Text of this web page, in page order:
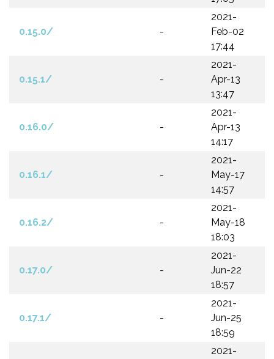
0.15.0/ -
2021-
Feb-02
17:44
0.15.1/ -
2021-
Apr-13
13:47
0.16.0/ -
2021-
Apr-13
14:17
0.16.1/ -
2021-
May-17
14:57
0.16.2/ -
2021-
May-18
18:03
0.17.0/ -
2021-
Jun-22
18:57
0.17.1/ -
2021-
Jun-25
18:59
2021-